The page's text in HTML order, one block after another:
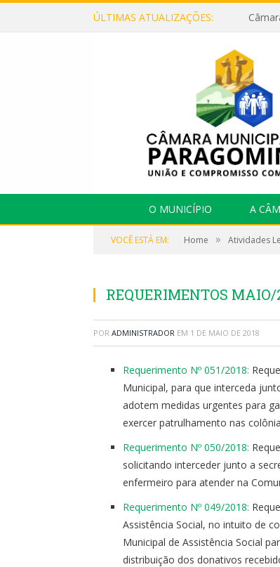
ÚLTIMAS ATUALIZAÇÕES:
O MUNICÍPIO A
VOCÊ ESTÁ EM: Home » Atividades
REQUERIMENTOS MAIO/
POR ADMINISTRADOR EM 1 DE MAIO DE 2018
Requerimento Nº 051/2018:
Municipal, para que interceda
adotem medidas urgentes para
exercer patrulhamento nas
Requerimento Nº 050/2018:
solicitando interceder junto a
enfermeiro para atender na
Requerimento Nº 049/2018:
Assistência Social, no intuito de
Municipal de Assistência Social
distribuição dos donativos